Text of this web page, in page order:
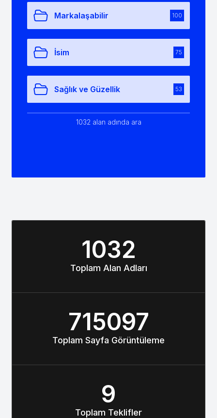
Markalaşabilir 100
İsim 75
Sağlık ve Güzellik 53
1032 alan adında ara
1032
Toplam Alan Adları
715097
Toplam Sayfa Görüntüleme
9
Toplam Teklifler